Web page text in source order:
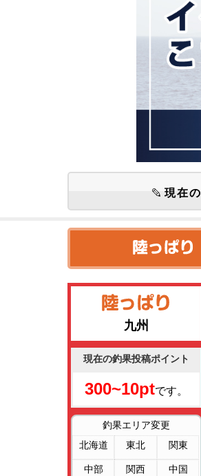
現在の
九州
現在の釣果投稿ポイント
300~10ptです。
釣果エリア変更
北海道
東北 関東
中部 関西 中国